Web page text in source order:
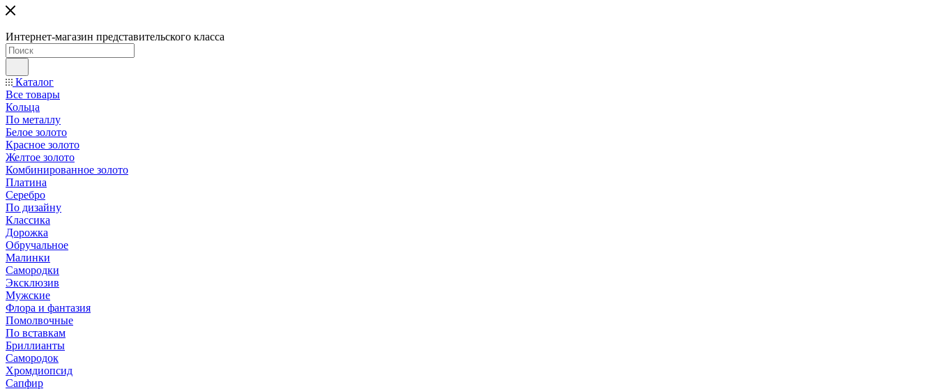
Интернет-магазин представительского класса
Каталог
Все товары
Кольца
По металлу
Белое золото
Красное золото
Желтое золото
Комбинированное золото
Платина
Серебро
По дизайну
Классика
Дорожка
Обручальное
Малинки
Самородки
Эксклюзив
Мужские
Флора и фантазия
Помолвочные
По вставкам
Бриллианты
Самородок
Хромдиопсид
Сапфир